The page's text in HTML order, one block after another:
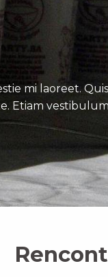
mi laoreet.
Etiam